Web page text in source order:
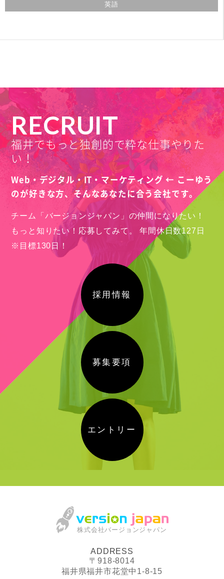
英語
RECRUIT
福井でもっと独創的で粋な仕事やりた
い！
Web・デジタル・IT・マーケティング ← こーゆう
のが好きな方、そんなあなたに合う会社です。
チーム「バージョンジャパン」の仲間になりたい！
もっと知りたい！応募してみて。
年間休日数127日
※目標130日！
採用情報
募集要項
エントリー
株式会社バージョンジャパン
ADDRESS
〒918-8014
福井県福井市花堂中1-8-15